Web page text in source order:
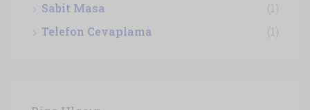
Sabit Masa
(1)
Telefon Cevaplama
(1)